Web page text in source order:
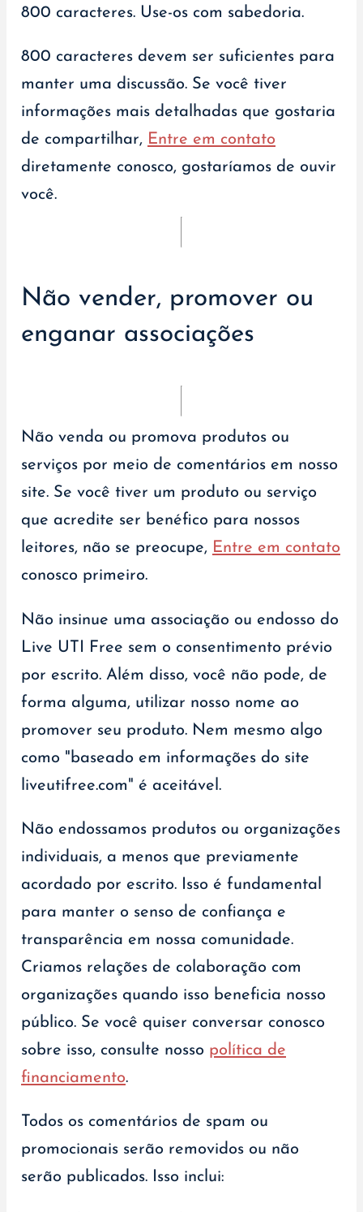
800 caracteres. Use-os com sabedoria.
800 caracteres devem ser suficientes para
manter uma discussão. Se você tiver
informações mais detalhadas que gostaria
de compartilhar, Entre em contato
diretamente conosco, gostaríamos de ouvir
você.
Não vender, promover ou
enganar associações
Não venda ou promova produtos ou
serviços por meio de comentários em nosso
site. Se você tiver um produto ou serviço
que acredite ser benéfico para nossos
leitores, não se preocupe, Entre em contato
conosco primeiro.
Não insinue uma associação ou endosso do
Live UTI Free sem o consentimento prévio
por escrito. Além disso, você não pode, de
forma alguma, utilizar nosso nome ao
promover seu produto. Nem mesmo algo
como "baseado em informações do site
liveutifree.com" é aceitável.
Não endossamos produtos ou organizações
individuais, a menos que previamente
acordado por escrito. Isso é fundamental
para manter o senso de confiança e
transparência em nossa comunidade.
Criamos relações de colaboração com
organizações quando isso beneficia nosso
público. Se você quiser conversar conosco
sobre isso, consulte nosso política de
financiamento.
Todos os comentários de spam ou
promocionais serão removidos ou não
serão publicados. Isso inclui: